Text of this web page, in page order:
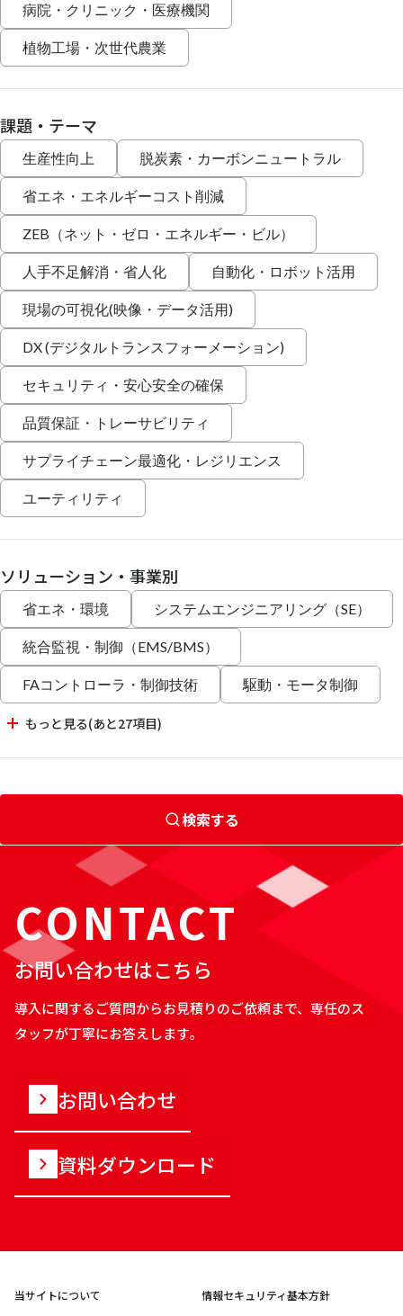
病院・クリニック・医療機関
植物工場・次世代農業
課題・テーマ
生産性向上 脱炭素・カーボンニュートラル
省エネ・エネルギーコスト削減
ZEB（ネット・ゼロ・エネルギー・ビル）
人手不足解消・省人化 自動化・ロボット活用
現場の可視化(映像・データ活用)
DX (デジタルトランスフォーメーション)
セキュリティ・安心安全の確保
品質保証・トレーサビリティ
サプライチェーン最適化・レジリエンス
ユーティリティ
ソリューション・事業別
省エネ・環境 システムエンジニアリング（SE）
統合監視・制御（EMS/BMS）
FAコントローラ・制御技術 駆動・モータ制御
もっと見る(あと27項目)
検索する
CONTACT
お問い合わせはこちら
導入に関するご質問からお見積りのご依頼まで、専任のス
タッフが丁寧にお答えします。
お問い合わせ
資料ダウンロード
当サイトについて 情報セキュリティ基本方針